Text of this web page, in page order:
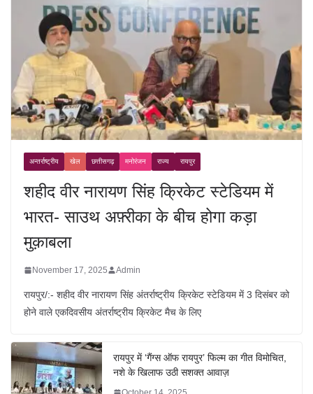
अन्तर्राष्ट्रीय खेल छत्तीसगढ़ मनोरंजन राज्य रायपुर
शहीद वीर नारायण सिंह क्रिकेट स्टेडियम में
भारत- साउथ अफ़्रीका के बीच होगा कड़ा
मुक़ाबला
November 17, 2025 Admin
रायपुर/:- शहीद वीर नारायण सिंह अंतर्राष्ट्रीय क्रिकेट स्टेडियम में 3 दिसंबर को
होने वाले एकदिवसीय अंतर्राष्ट्रीय क्रिकेट मैच के लिए
रायपुर में ‘गैंग्स ऑफ रायपुर’ फिल्म का गीत विमोचित,
नशे के खिलाफ उठी सशक्त आवाज़